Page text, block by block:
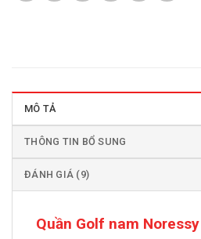
MÔ TẢ
THÔNG TIN BỔ SUNG
ĐÁNH GIÁ (9)
Quần Golf nam